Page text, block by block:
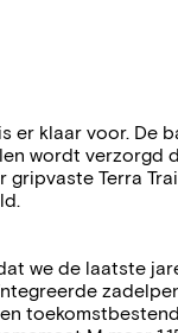
er klaar voor.
wordt verzorgd
Terra
we de laatste